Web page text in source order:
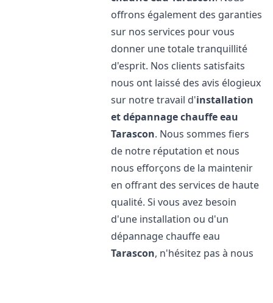
offrons également des garanties
sur nos services pour vous
donner une totale tranquillité
d'esprit. Nos clients satisfaits
nous ont laissé des avis élogieux
sur notre travail d'installation
et dépannage chauffe eau
Tarascon. Nous sommes fiers
de notre réputation et nous
nous efforçons de la maintenir
en offrant des services de haute
qualité. Si vous avez besoin
d'une installation ou d'un
dépannage chauffe eau
Tarascon, n'hésitez pas à nous